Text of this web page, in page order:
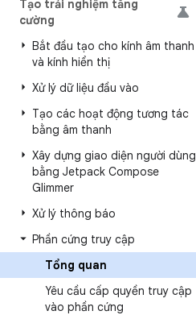
Tạo trải nghiệm tăng
cường
Bắt đầu tạo cho kính âm thanh
và kính hiển thị
Xử lý dữ liệu đầu vào
Tạo các hoạt động tương tác
bằng âm thanh
Xây dựng giao diện người dùng
bằng Jetpack Compose
Glimmer
Xử lý thông báo
Phần cứng truy cập
Tổng quan
Yêu cầu cấp quyền truy cập
vào phần cứng